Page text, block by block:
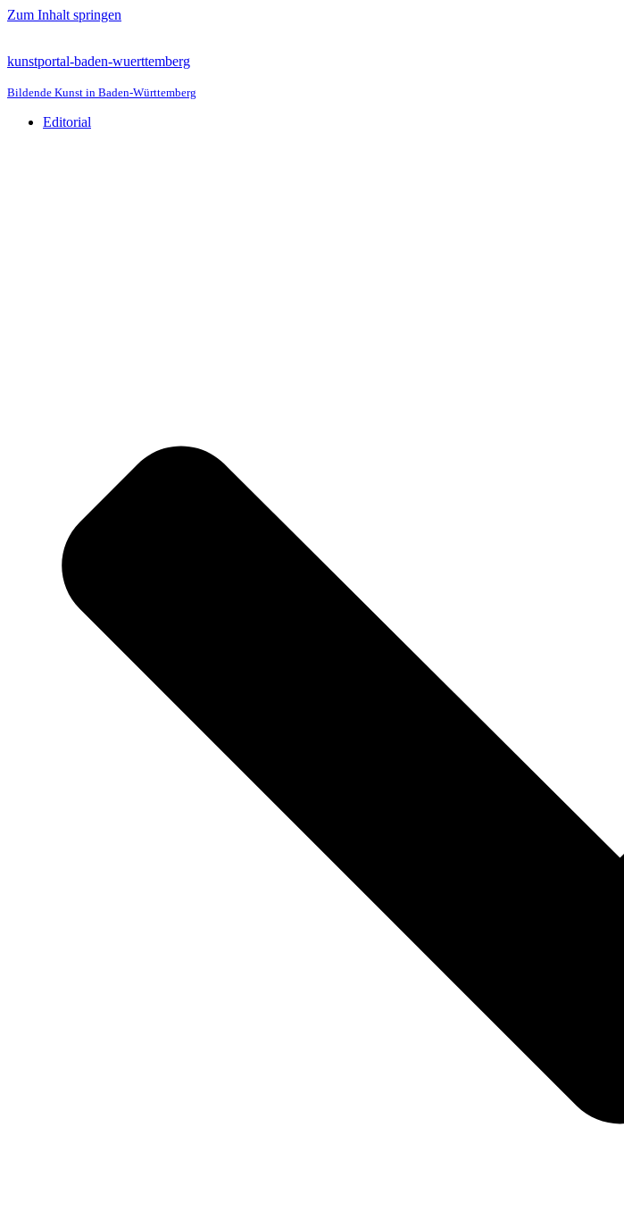
Zum Inhalt springen
kunstportal-baden-wuerttemberg
Bildende Kunst in Baden-Württemberg
Editorial